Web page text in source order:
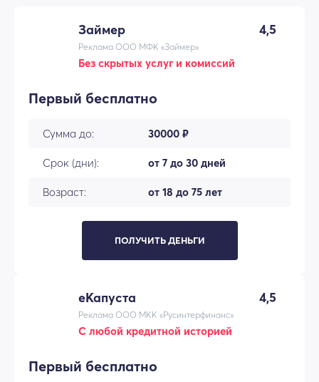
Займер 4,5
Реклама ООО МФК «Займер»
Без скрытых услуг и комиссий
Первый бесплатно
Сумма до: 30000 ₽
Срок (дни): от 7 до 30 дней
Возраст: от 18 до 75 лет
ПОЛУЧИТЬ ДЕНЬГИ
еКапуста 4,5
Реклама ООО МКК «Русинтерфинанс»
С любой кредитной историей
Первый бесплатно